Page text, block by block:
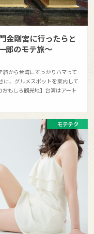
金剛宮に行ったらと
郎のモテ旅〜
旅から台湾にすっかりハマって
に、グルメスポットを案内して
もしろ観光地】台湾はアート
モテテク